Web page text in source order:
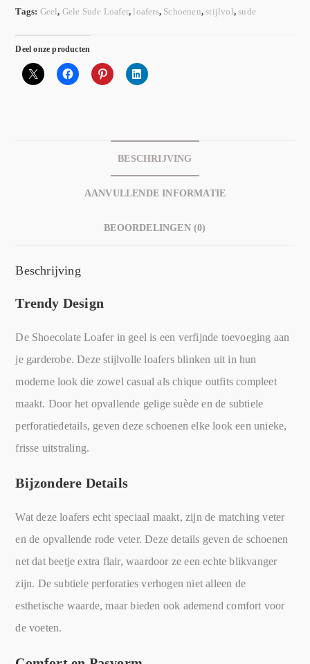
Tags: Geel, Gele Sude Loafer, loafers, Schoenen,stijlvol,sude
Deel onze producten
BESCHRIJVING
AANVULLENDE INFORMATIE
BEOORDELINGEN (0)
Beschrijving
Trendy Design
De Shoecolate Loafer in geel is een verfijnde toevoeging aan
je garderobe. Deze stijlvolle loafers blinken uit in hun
moderne look die zowel casual als chique outfits compleet
maakt. Door het opvallende gelige suède en de subtiele
perforatiedetails, geven deze schoenen elke look een unieke,
frisse uitstraling.
Bijzondere Details
Wat deze loafers echt speciaal maakt, zijn de matching veter
en de opvallende rode veter. Deze details geven de schoenen
net dat beetje extra flair, waardoor ze een echte blikvanger
zijn. De subtiele perforaties verhogen niet alleen de
esthetische waarde, maar bieden ook ademend comfort voor
de voeten.